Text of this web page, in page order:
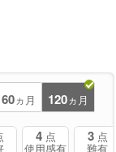
60ヵ月 120ヵ月
4 点
使用感有
3 点
難有